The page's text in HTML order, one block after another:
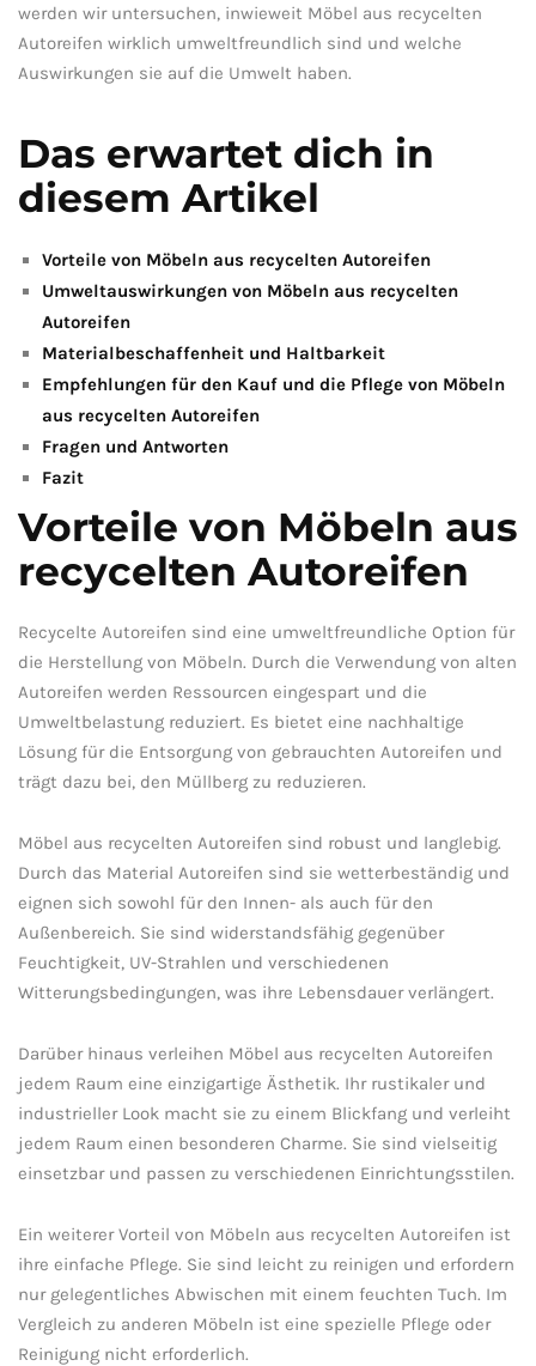
werden​ wir ‌untersuchen, inwieweit Möbel aus⁣ recycelten
Autoreifen wirklich ‍umweltfreundlich​ sind und welche
Auswirkungen sie auf die Umwelt haben.
Das erwartet dich in
diesem Artikel
Vorteile von Möbeln ⁢aus recycelten ‍Autoreifen
Umweltauswirkungen von Möbeln aus recycelten
Autoreifen
Materialbeschaffenheit⁤ und Haltbarkeit
Empfehlungen für den Kauf und die⁣ Pflege‌ von Möbeln
‍aus recycelten ‍Autoreifen
Fragen‌ und Antworten
Fazit
Vorteile von Möbeln aus
recycelten Autoreifen
Recycelte Autoreifen sind eine‌ umweltfreundliche Option für
die Herstellung von Möbeln. Durch die Verwendung von‌ alten
Autoreifen werden Ressourcen ⁢eingespart und ‌die
Umweltbelastung ‍reduziert.​ Es bietet eine nachhaltige
Lösung für die Entsorgung von gebrauchten Autoreifen und
trägt dazu bei, den Müllberg zu reduzieren.
Möbel aus recycelten Autoreifen sind robust und langlebig.⁤
Durch das Material Autoreifen sind sie wetterbeständig und​
eignen sich sowohl für den Innen- als auch⁢ für den
Außenbereich. Sie ⁣sind widerstandsfähig ⁢gegenüber
Feuchtigkeit, UV-Strahlen und verschiedenen
Witterungsbedingungen, was ihre Lebensdauer verlängert.
Darüber‌ hinaus verleihen⁢ Möbel aus​ recycelten Autoreifen
jedem Raum eine einzigartige Ästhetik. ⁣Ihr rustikaler und
industrieller Look macht sie zu einem Blickfang und verleiht
jedem Raum einen besonderen Charme. Sie sind vielseitig
einsetzbar und passen ​zu verschiedenen Einrichtungsstilen.
Ein weiterer‌ Vorteil ⁣von⁢ Möbeln aus​ recycelten Autoreifen ist
ihre einfache Pflege. Sie sind leicht⁣ zu ⁢reinigen und erfordern
nur gelegentliches ⁤Abwischen mit einem feuchten Tuch. Im
Vergleich zu anderen ‌Möbeln ist eine spezielle Pflege oder
Reinigung nicht erforderlich.